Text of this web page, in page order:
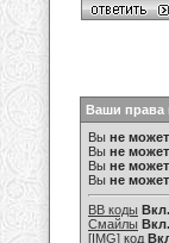
Ваши права
Вы не
Вы не
Вы не
Вы не
BB коды Вкл.
Смайлы Вкл.
[IMG] код